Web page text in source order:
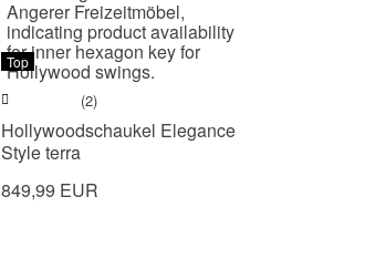
Top
(2)
Hollywoodschaukel Elegance
Style terra
849,99 EUR